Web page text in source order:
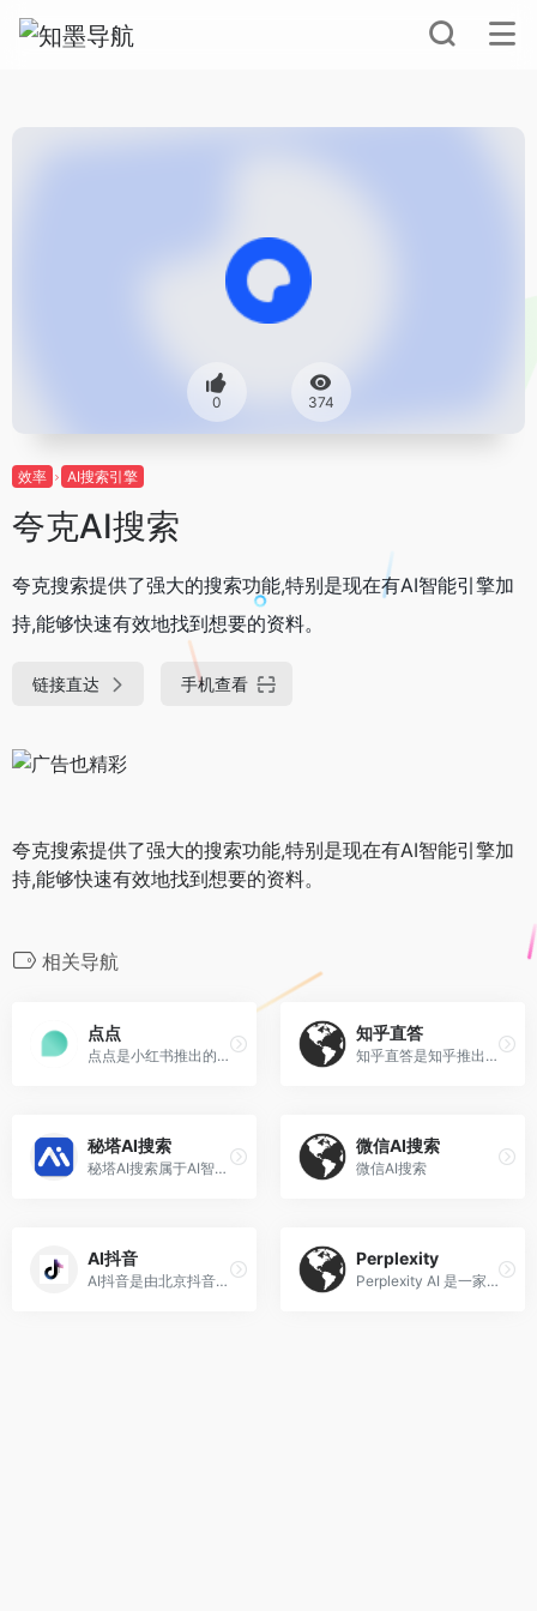
0 374
效率 AI搜索引擎
夸克AI搜索
夸克搜索提供了强大的搜索功能,特别是现在有AI智能引擎加
持,能够快速有效地找到想要的资料。
链接直达 手机查看
夸克搜索提供了强大的搜索功能,特别是现在有AI智能引擎加
持,能够快速有效地找到想要的资料。
相关导航
点点
点点是小红书推出的AI搜索助手，主打生活服务场景的聚合搜索。提供生活搜索助手功能，能贴心地帮助用户找到并总结出日常生活中遇到的问题的答案。
知乎直答
知乎直答是知乎推出的一款 AI 搜索产品,以知乎社区的优质内容为核心,多种数据源为辅助,为人们提供一种全新的获取可靠信息的途径。
秘塔AI搜索
秘塔AI搜索属于AI智能办公工具，它主打专业领域精准信息检索，是面向办公场景的垂直类AI效率工具。
微信AI搜索
微信AI搜索
AI抖音
AI抖音是由北京抖音科技有限公司开发的人工智能搜索引擎，现拥有独立产品“AI抖音”APP，同时搜索服务被嵌入于抖音网页版及抖音APP。
Perplexity
Perplexity AI 是一家引领AI搜索革新的对话式搜索引擎公司，以“答案引擎”为核心定位，融合大语言模型与实时网络检索，直接生成附带来源引用的精准回答‌。